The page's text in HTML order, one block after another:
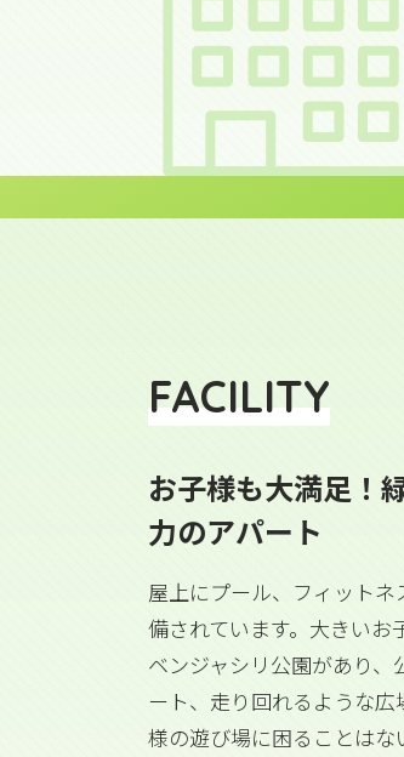
FACILITY
お子様も大満足！
力のアパート
屋上にプール、フィット
備されています。大きいお
ベンジャシリ公園があり
ート、走り回れるような
様の遊び場に困ることは